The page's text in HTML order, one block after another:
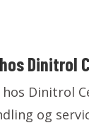
Dinitrol
Dinitrol
og